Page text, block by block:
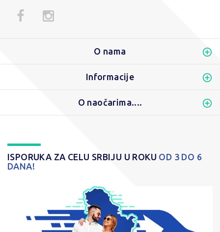
O nama
Informacije
O naočarima....
ISPORUKA ZA CELU SRBIJU U ROKU OD 3 DO 6
DANA!